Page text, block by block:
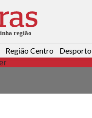
Região Centro Desporto